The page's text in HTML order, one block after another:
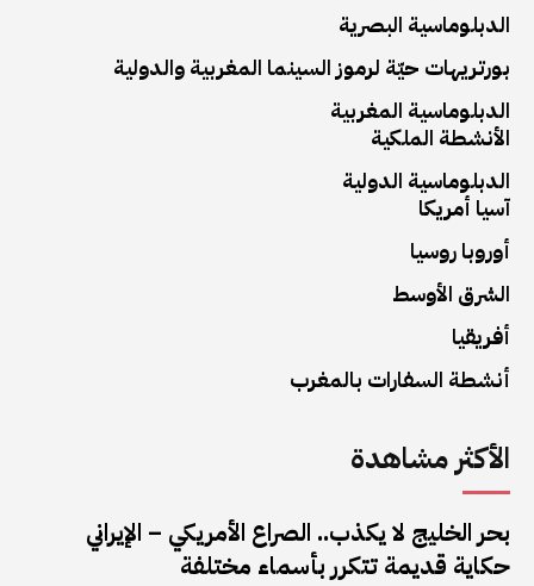
الدبلوماسية البصرية
بورتريهات حيّة لرموز السينما المغربية والدولية
الدبلوماسية المغربية
الأنشطة الملكية
الدبلوماسية الدولية
آسيا أمريكا
أوروبا روسيا
الشرق الأوسط
أفريقيا
أنشطة السفارات بالمغرب
الأكثر مشاهدة
بحر الخليج لا يكذب.. الصراع الأمريكي – الإيراني
حكاية قديمة تتكرر بأسماء مختلفة